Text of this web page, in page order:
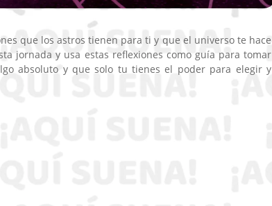
que los astros tienen para ti y que el universo te hace
jornada y usa estas reflexiones como guía para tomar
absoluto y que solo tu tienes el poder para elegir y